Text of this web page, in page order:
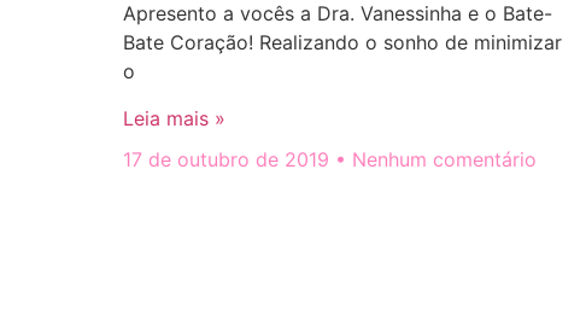
Apresento a vocês a Dra. Vanessinha e o Bate-
Bate Coração! Realizando o sonho de minimizar
o
Leia mais »
17 de outubro de 2019
Nenhum comentário